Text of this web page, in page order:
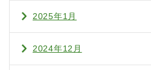
2025年1月
2024年12月